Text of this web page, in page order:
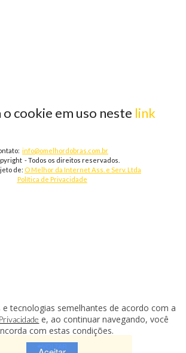
o cookie em uso neste link
info@omelhordobras.com.br
- Todos os direitos reservados.
de: O Melhor da Internet Ass. e Serv. Ltda
Política de Privacidade
VOLTAR
tecnologias semelhantes de acordo com a
e, ao continuar navegando, você
com estas condições.